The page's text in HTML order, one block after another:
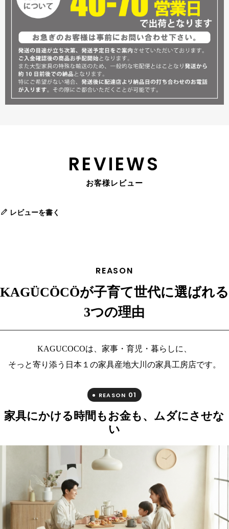
REVIEWS
お客様レビュー
レビューを書く
REASON
KAGÜCÖCÖが子育て世代に選ばれる
3つの理由
KAGUCOCOは、家事・育児・暮らしに、
そっと寄り添う日本１の家具産地大川の家具工房店です。
REASON 01
家具にかける時間もお金も、ムダにさせな
い